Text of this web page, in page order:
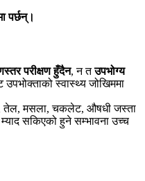
पर्छन्।
परीक्षण हुँदैन, न तउपभोग्य
उपभोक्ताको स्वास्थ्य जोखिममा
तेल, मसला, चकलेट, औषधी जस्ता
सकिएको हुने सम्भावना उच्च